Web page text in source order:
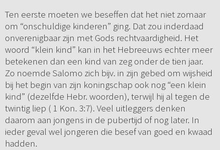
Ten eerste moeten we beseffen dat het niet zomaar
om “onschuldige kinderen” ging. Dat zou inderdaad
onverenigbaar zijn met Gods rechtvaardigheid. Het
woord “klein kind” kan in het Hebreeuws echter meer
betekenen dan een kind van zeg onder de tien jaar.
Zo noemde Salomo zich bijv. in zijn gebed om wijsheid
bij het begin van zijn koningschap ook nog “een klein
kind” (dezelfde Hebr. woorden), terwijl hij al tegen de
twintig liep ( 1 Kon. 3:7). Veel uitleggers denken
daarom aan jongens in de pubertijd of nog later. In
ieder geval wel jongeren die besef van goed en kwaad
hadden.